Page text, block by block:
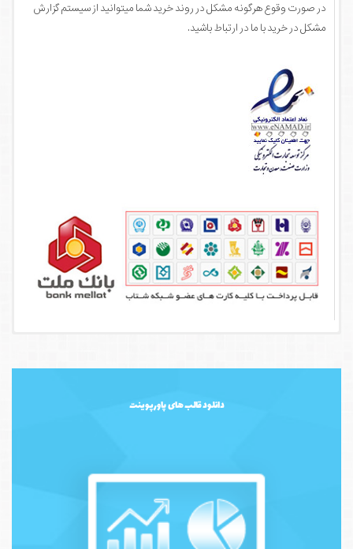
در صورت وقوع هرگونه مشکل در روند خرید شما میتوانید از سیستم گزارش
مشکل در خرید با ما در ارتباط باشید.
دانلود قالب های پاورپوینت